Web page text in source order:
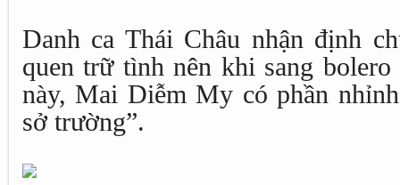
Danh ca Thái Châu nhận định
quen trữ tình nên khi sang
này, Mai Diễm My có phần
sở trường”.